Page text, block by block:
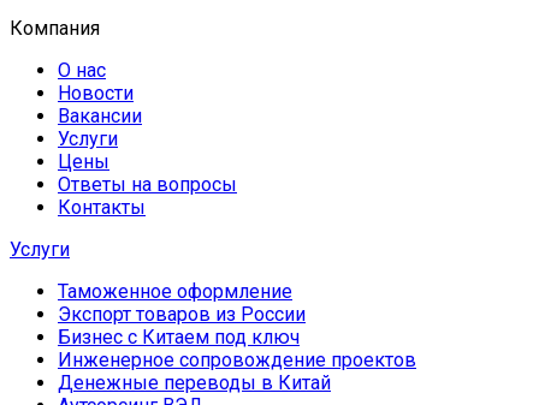
Компания
О нас
Новости
Вакансии
Услуги
Цены
Ответы на вопросы
Контакты
Услуги
Таможенное оформление
Экспорт товаров из России
Бизнес с Китаем под ключ
Инженерное сопровождение проектов
Денежные переводы в Китай